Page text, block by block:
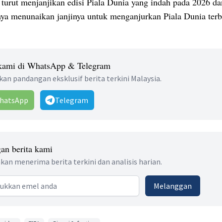
menunaikan janjinya untuk menganjurkan Piala Dunia
di WhatsApp & Telegram
pandangan eksklusif berita terkini Malaysia.
Telegram
berita kami
menerima berita terkini dan analisis harian.
Melanggan